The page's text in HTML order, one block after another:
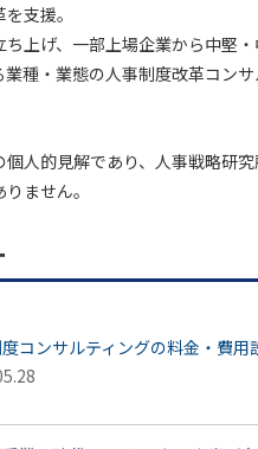
支援。
ち上げ、一部上場企業から中堅
種・業態の人事制度改革コン
人的見解であり、人事戦略研
ません。
コンサルティングの料金・費用